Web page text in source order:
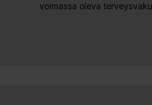
voimassa oleva